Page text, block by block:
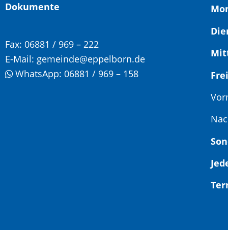
Dokumente
Fax: 06881 / 969 – 222
E-Mail: gemeinde@eppelborn.de
WhatsApp: 06881 / 969 – 158